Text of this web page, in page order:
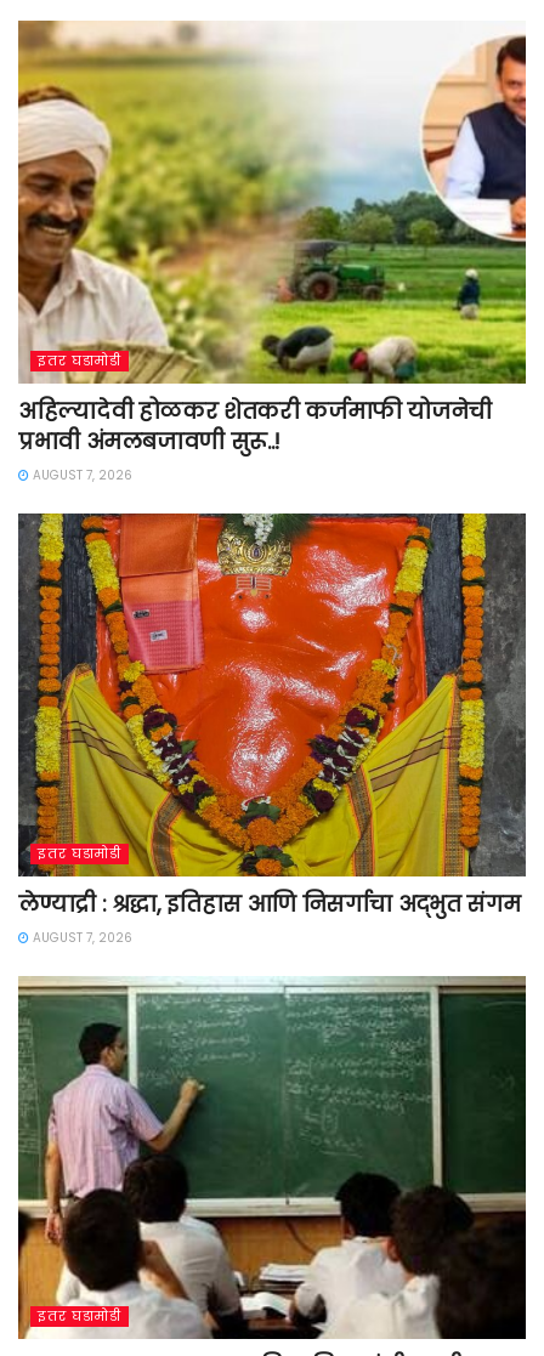
इतर घडामोडी
अहिल्यादेवी होळकर शेतकरी कर्जमाफी योजनेची
प्रभावी अंमलबजावणी सुरू..!
AUGUST 7, 2026
इतर घडामोडी
लेण्याद्री : श्रद्धा, इतिहास आणि निसर्गाचा अद्भुत संगम
AUGUST 7, 2026
इतर घडामोडी